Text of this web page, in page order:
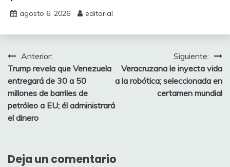
agosto 6, 2026 editorial
Navegación
de
entradas
Anterior:
Trump revela que Venezuela
entregará de 30 a 50
millones de barriles de
petróleo a EU; él administrará
el dinero
Siguiente:
Veracruzana le inyecta vida
a la robótica; seleccionada en
certamen mundial
Deja un comentario